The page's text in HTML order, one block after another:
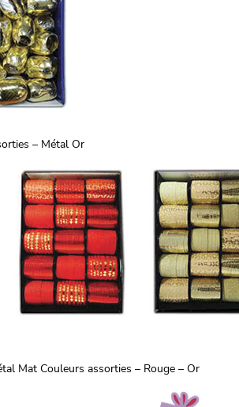
– Métal Or
Mat Couleurs assorties – Rouge – Or